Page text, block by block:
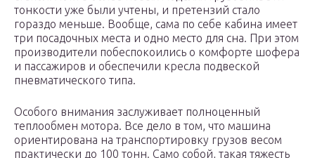
тонкости уже были учтены, и претензий стало
гораздо меньше. Вообще, сама по себе кабина имеет
три посадочных места и одно место для сна. При этом
производители побеспокоились о комфорте шофера
и пассажиров и обеспечили кресла подвеской
пневматического типа.
Особого внимания заслуживает полноценный
теплообмен мотора. Все дело в том, что машина
ориентирована на транспортировку грузов весом
практически до 100 тонн. Само собой, такая тяжесть